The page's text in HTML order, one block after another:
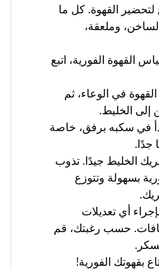
لتحضير القهوة. كل ما
وملعقة،
القهوة الفورية، اتبع
في الوعاء، ثم
إلى الخليط.
في سكبه برفق، خاصة
جدًا.
الخليط جيدًا. تذوب
بسهولة وتتوزع
أي تعديلات
حسب رغبتك، قم
بقهوتك الفورية!